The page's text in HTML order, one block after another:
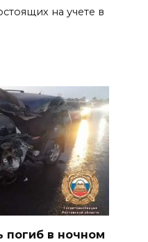
на учете в
погиб в ночном